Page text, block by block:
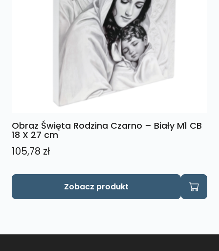
Obraz Święta Rodzina Czarno – Biały M1 CB
18 X 27 cm
105,78 zł
Zobacz produkt